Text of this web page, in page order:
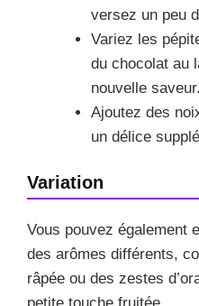
versez un peu
Variez les
du chocolat au
nouvelle saveur.
Ajoutez des
un délice
Variation
Vous pouvez également
des arômes différents,
râpée ou des zestes